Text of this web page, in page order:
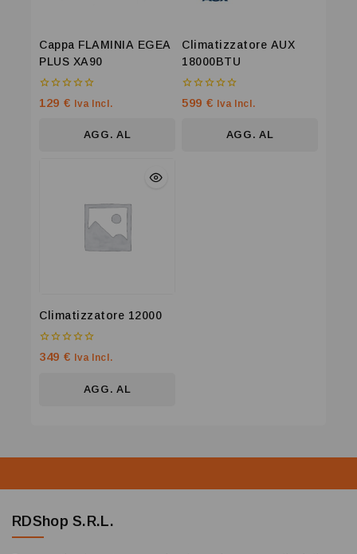
Cappa FLAMINIA EGEA
PLUS XA90
0
su
129 € Iva Incl.
AGG. AL
Climatizzatore AUX
18000BTU
0
su
599 € Iva Incl.
AGG. AL
Climatizzatore 12000
0
su
349 € Iva Incl.
AGG. AL
RDShop S.R.L.